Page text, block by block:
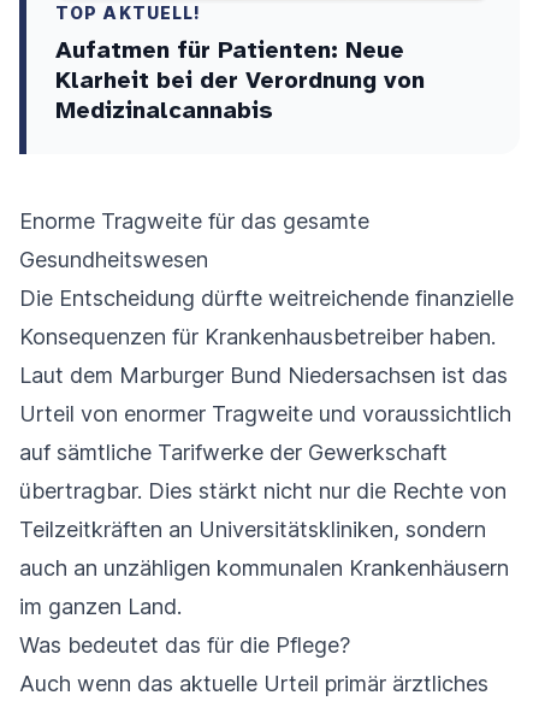
TOP AKTUELL!
Aufatmen für Patienten: Neue
Klarheit bei der Verordnung von
Medizinalcannabis
Enorme Tragweite für das gesamte
Gesundheitswesen
Die Entscheidung dürfte weitreichende finanzielle
Konsequenzen für Krankenhausbetreiber haben.
Laut dem Marburger Bund Niedersachsen ist das
Urteil von enormer Tragweite und voraussichtlich
auf sämtliche Tarifwerke der Gewerkschaft
übertragbar. Dies stärkt nicht nur die Rechte von
Teilzeitkräften an Universitätskliniken, sondern
auch an unzähligen kommunalen Krankenhäusern
im ganzen Land.
Was bedeutet das für die Pflege?
Auch wenn das aktuelle Urteil primär ärztliches